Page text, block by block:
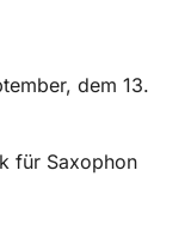
dem 13.
für Saxophon